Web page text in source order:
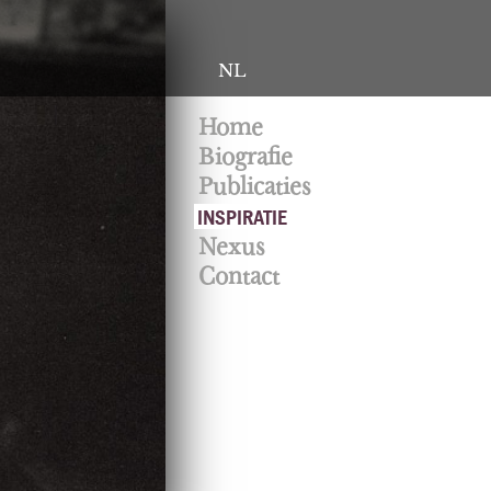
NL
Home
Biografie
Publicaties
INSPIRATIE
Nexus
Contact